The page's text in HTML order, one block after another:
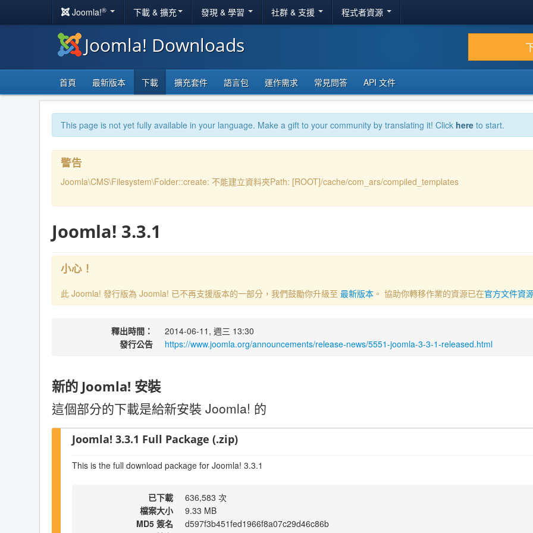
Joomla!® 下載 & 擴充 發現 & 學習 社群 & 支援 程式者資源
Joomla! Downloads
首頁 最新版本 下載 擴充套件 語言包 運作需求 常見問答 API 文件
This page is not yet fully available in your language. Make a gift to your community by translating it! Click here to start.
警告
Joomla\CMS\Filesystem\Folder::create: 不能建立資料夾Path: [ROOT]/cache/com_ars/compiled_templates
Joomla! 3.3.1
小心！
此 Joomla! 發行版為 Joomla! 已不再支援版本的一部分，我們鼓勵你升級至 最新版本 。 協助你轉移作業的資源已在官方文件資
釋出時間：
2014-06-11, 週三 13:30
發行公告
https://www.joomla.org/announcements/release-news/5551-joomla-3-3-1-released.html
新的 Joomla! 安裝
這個部分的下載是給新安裝 Joomla! 的
Joomla! 3.3.1 Full Package (.zip)
This is the full download package for Joomla! 3.3.1
已下載
636,583 次
檔案大小
9.33 MB
MD5 簽名
d597f3b451fed1966f8a07c29d46c86b